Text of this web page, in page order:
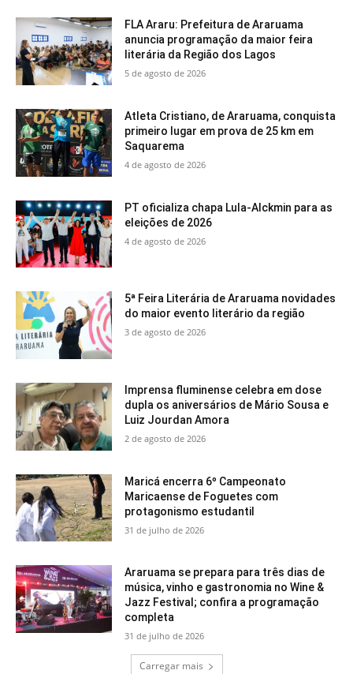
FLA Araru: Prefeitura de Araruama
anuncia programação da maior feira
literária da Região dos Lagos
5 de agosto de 2026
Atleta Cristiano, de Araruama, conquista
primeiro lugar em prova de 25 km em
Saquarema
4 de agosto de 2026
PT oficializa chapa Lula-Alckmin para as
eleições de 2026
4 de agosto de 2026
5ª Feira Literária de Araruama novidades
do maior evento literário da região
3 de agosto de 2026
Imprensa fluminense celebra em dose
dupla os aniversários de Mário Sousa e
Luiz Jourdan Amora
2 de agosto de 2026
Maricá encerra 6º Campeonato
Maricaense de Foguetes com
protagonismo estudantil
31 de julho de 2026
Araruama se prepara para três dias de
música, vinho e gastronomia no Wine &
Jazz Festival; confira a programação
completa
31 de julho de 2026
Carregar mais